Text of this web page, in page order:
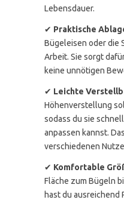
Lebensdauer.
✔ Praktische
Bügeleisen oder die
Arbeit. Sie sorgt
keine unnötigen
✔ Leichte
Höhenverstellung
sodass du sie
anpassen kannst.
verschiedenen
✔ Komfortable
Fläche zum Bügeln
hast du ausreichend